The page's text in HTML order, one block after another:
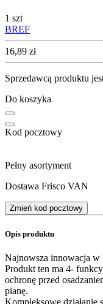
1 szt
BREF
Cena
16,89 zł
Sprzedawcą produktu
Do koszyka
Kod pocztowy
Pełny asortyment
Dostawa Frisco VAN
Zmień kod pocztowy
Opis produktu
Najnowsza innowacja
Produkt ten ma 4-
ochronę przed
pianę.